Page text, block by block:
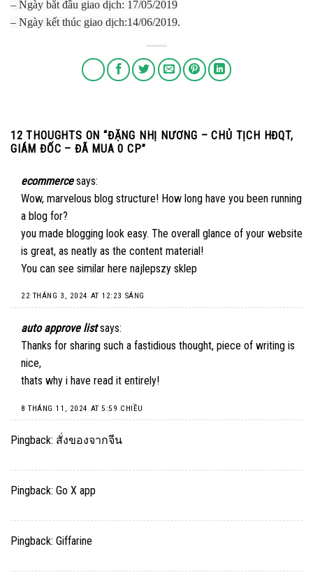
– Ngày bắt đầu giao dịch: 17/05/2019
– Ngày kết thúc giao dịch:14/06/2019.
12 THOUGHTS ON “ĐẶNG NHỊ NƯƠNG – CHỦ TỊCH HĐQT,
GIÁM ĐỐC – ĐÃ MUA 0 CP”
ecommerce says:
Wow, marvelous blog structure! How long have you been running
a blog for?
you made blogging look easy. The overall glance of your website
is great, as neatly as the content material!
You can see similar here najlepszy sklep
22 THÁNG 3, 2024 AT 12:23 SÁNG
auto approve list says:
Thanks for sharing such a fastidious thought, piece of writing is
nice,
thats why i have read it entirely!
8 THÁNG 11, 2024 AT 5:59 CHIỀU
Pingback: สั่งของจากจีน
Pingback: Go X app
Pingback: Giffarine